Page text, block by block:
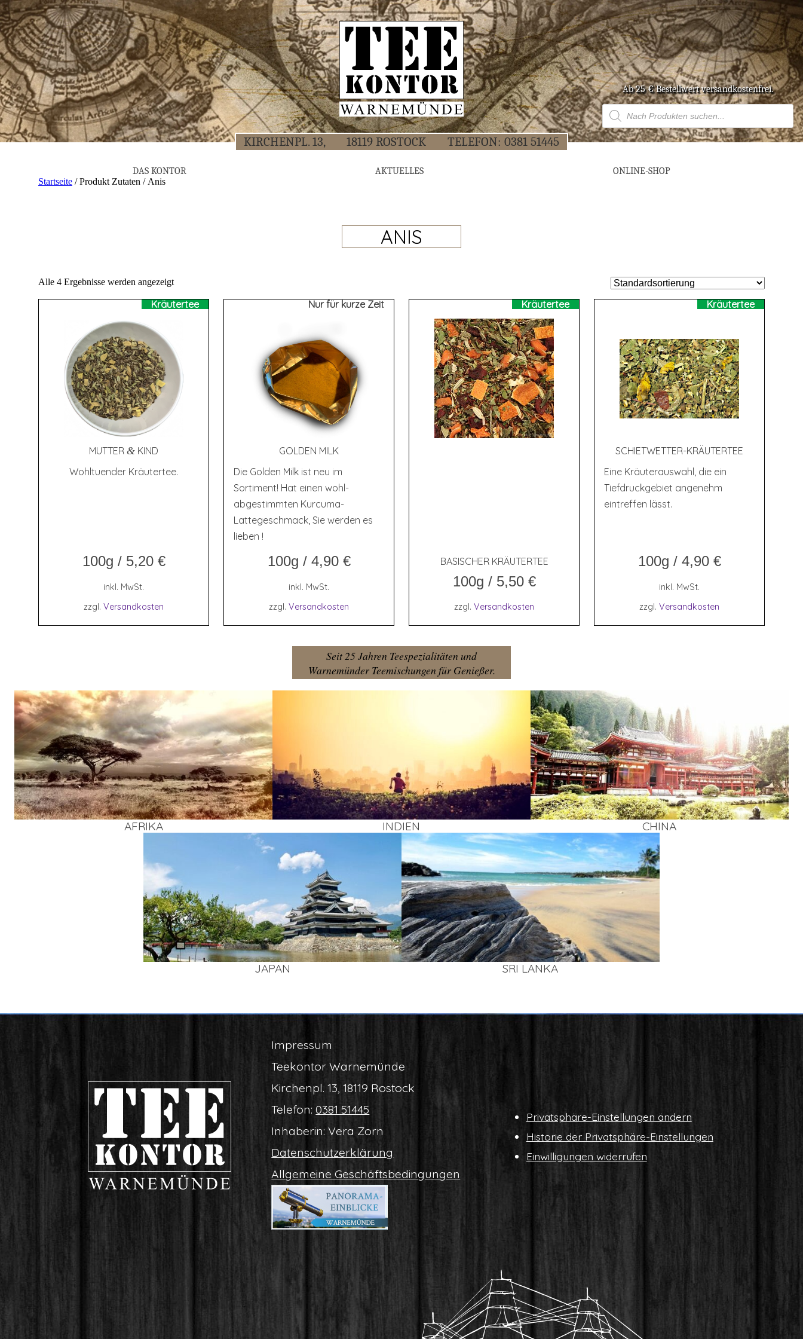
Ab 25 € Bestell­wert versandkostenfrei.
Products
search
KIR­CHEN­PL. 13, 18119 ROS­TOCK TELE­FON:0381 51445
DAS KON­TOR AKTU­EL­LES ONLINE-SHOP
Startseite / Produkt Zutaten / Anis
ANIS
Alle 4 Ergebnisse werden angezeigt
Kräutertee
MUT­TER & KIND
Wohltuender Kräutertee.
100g / 5,20 €
inkl. MwSt.
zzgl. Versandkosten
Nur für kurze Zeit
GOL­DEN MILK
Die Golden Milk ist neu im
Sortiment! Hat einen wohl-
abgestimmten Kurcuma-
Lattegeschmack, Sie werden es
lieben !
100g / 4,90 €
inkl. MwSt.
zzgl. Versandkosten
Kräutertee
BASI­SCHER KRÄUTERTEE
100g / 5,50 €
zzgl. Versandkosten
Kräutertee
SCHIET­WET­TER-KRÄU­TER­TEE
Eine Kräuterauswahl, die ein
Tiefdruckgebiet angenehm
eintreffen lässt.
100g / 4,90 €
inkl. MwSt.
zzgl. Versandkosten
Seit 25 Jahren Teespezialitäten und
Warnemünder Teemischungen für Genießer.
AFRI­KA INDI­EN CHI­NA
JAPAN SRI LAN­KA
Impres­sum
Tee­kon­tor Warnemünde
Kir­chen­pl. 13, 18119 Rostock
Tele­fon:0381 51445
Inha­be­rin: Vera Zorn
Daten­schutz­er­klä­rung
All­ge­mei­ne Geschäftsbedingungen
Pri­vat­sphä­re-Ein­stel­lun­gen ändern
His­to­rie der Privatsphäre-Einstellungen
Ein­wil­li­gun­gen widerrufen